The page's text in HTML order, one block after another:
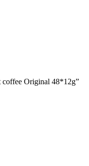
coffee Original 48*12g”